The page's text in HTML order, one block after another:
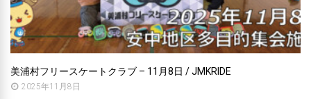
美浦村フリースケートクラブ – 11月8日 / JMKRIDE
2025年11月8日